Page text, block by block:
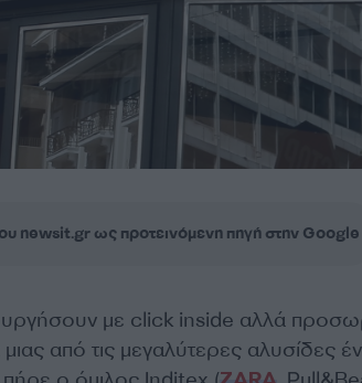
newsit.gr ως προτεινόμενη πηγή στην Google
με click inside αλλά
από τις μεγαλύτερες αλυσίδες